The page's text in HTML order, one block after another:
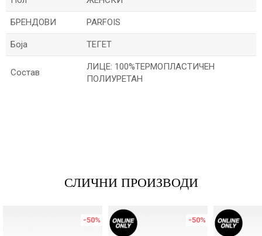
БРЕНДОВИ PARFOIS
Боја ТЕГЕТ
Состав
ЛИЦЕ: 100%ТЕРМОПЛАСТИЧЕН
ПОЛИУРЕТАН
СЛИЧНИ ПРОИЗВОДИ
-50% -50%